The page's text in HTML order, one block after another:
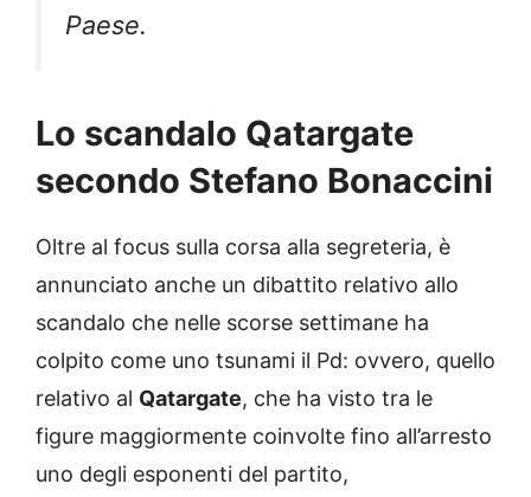
Paese.
Lo scandalo Qatargate
secondo Stefano Bonaccini
Oltre al focus sulla corsa alla segreteria, è
annunciato anche un dibattito relativo allo
scandalo che nelle scorse settimane ha
colpito come uno tsunami il Pd: ovvero, quello
relativo al Qatargate, che ha visto tra le
figure maggiormente coinvolte fino all’arresto
uno degli esponenti del partito,